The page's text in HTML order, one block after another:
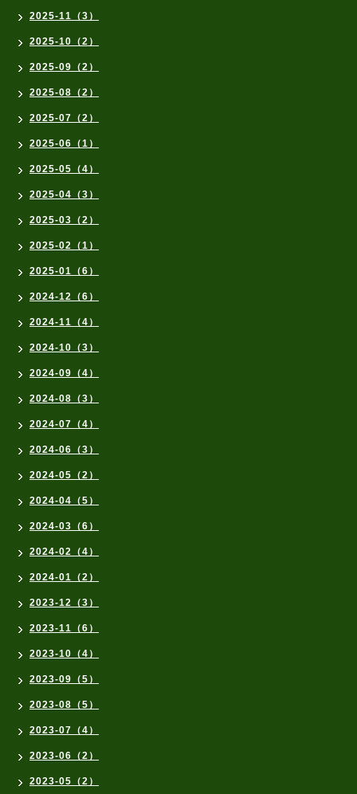
2025-11（3）
2025-10（2）
2025-09（2）
2025-08（2）
2025-07（2）
2025-06（1）
2025-05（4）
2025-04（3）
2025-03（2）
2025-02（1）
2025-01（6）
2024-12（6）
2024-11（4）
2024-10（3）
2024-09（4）
2024-08（3）
2024-07（4）
2024-06（3）
2024-05（2）
2024-04（5）
2024-03（6）
2024-02（4）
2024-01（2）
2023-12（3）
2023-11（6）
2023-10（4）
2023-09（5）
2023-08（5）
2023-07（4）
2023-06（2）
2023-05（2）